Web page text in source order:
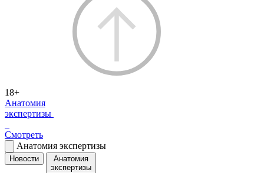
18+
Анатомия
экспертизы
Смотреть
Анатомия экспертизы
Новости
Анатомия
экспертизы